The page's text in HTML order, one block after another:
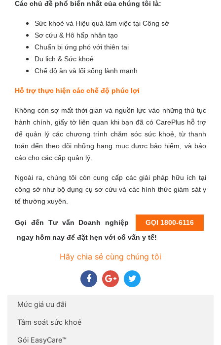
Các chủ đề phổ biến nhất của chúng tôi là:
Sức khoẻ và Hiệu quả làm việc tại Công sở
Sơ cứu & Hô hấp nhân tạo
Chuẩn bị ứng phó với thiên tai
Du lịch & Sức khoẻ
Chế độ ăn và lối sống lành mạnh
Hỗ trợ thực hiện các chế độ phúc lợi
Không còn sợ mất thời gian và nguồn lực vào những thủ tục
hành chính, giấy tờ liên quan khi bạn đã có CarePlus hỗ trợ
để quản lý các chương trình chăm sóc sức khoẻ, từ thanh
toán đến theo dõi những hạng mục được bảo hiểm, và báo
cáo cho các cấp quản lý.
Ngoài ra, chúng tôi còn cung cấp các giải pháp hữu ích tại
công sở như bộ dụng cụ sơ cứu và các hình thức giám sát y
tế thường xuyên.
Gọi đến Tư vấn Doanh nghiệp
GỌI 1800-6116
ngay hôm nay để đặt hẹn với cố vấn y tế!
Hãy chia sẻ cùng chúng tôi
Mức giá ưu đãi
Tầm soát sức khoẻ
Gói EasyCare™